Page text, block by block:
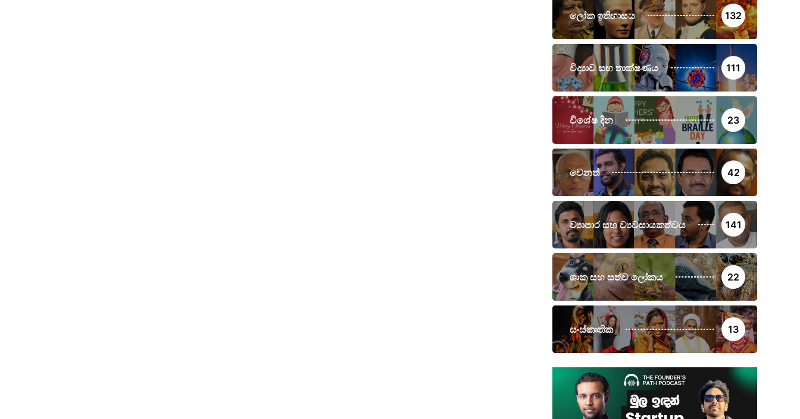
ලෝක ඉතිහාසය 132
විද්‍යාව සහ තාක්ෂණය 111
විශේෂ දින 23
වෙනත් 42
ව්‍යාපාර සහ ව්‍යවසායකත්වය 141
ශාක සහ සත්ව ලෝකය 22
සංස්කෘතික 13